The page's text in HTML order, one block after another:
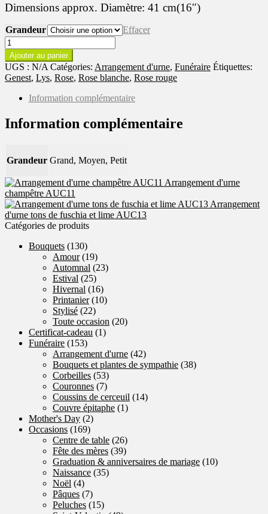
Dimensions approx. Diamètre: 41 cm(16″)
Grandeur
Effacer
quantité
de
Arrangement
d'urne
tons
et
blanc
Ajouter au panier
UGS : N/A Catégories: Arrangement d'urne, Funéraire Étiquettes:
Genest, Lys, Rose, Rose blanche, Rose rouge
Information complémentaire
Information complémentaire
Grandeur Grand, Moyen, Petit
Arrangement d'urne
champêtre AUC11
Arrangement
d'urne tons de fuschia et lime AUC13
Catégories de produits
Bouquets (130)
Amour (19)
Automnal (23)
Estival (25)
Hivernal (16)
Printanier (10)
Stylisé (22)
Toute occasion (20)
Certificat-cadeau (1)
Funéraire (153)
Arrangement d'urne (42)
Bouquets et plantes de sympathie (38)
Corbeilles (53)
Couronnes (7)
Coussins de cerceuil (14)
Couvre épitaphe (1)
Mother's Day (2)
Occasions (169)
Centre de table (26)
Fête des mères (39)
Graduation & anniversaires de mariage (10)
Naissance (35)
Noël (4)
Pâques (7)
Peluches (15)